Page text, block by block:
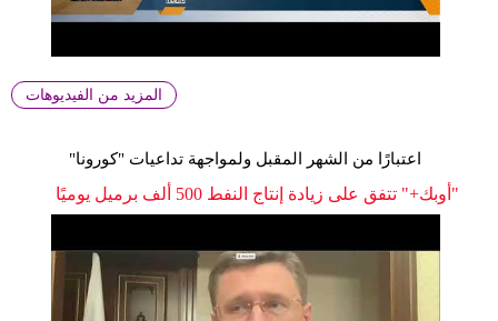
المزيد من الفيديوهات
اعتبارًا من الشهر المقبل ولمواجهة تداعيات "كورونا"
"أوبك+" تتفق على زيادة إنتاج النفط 500 ألف برميل يوميًا